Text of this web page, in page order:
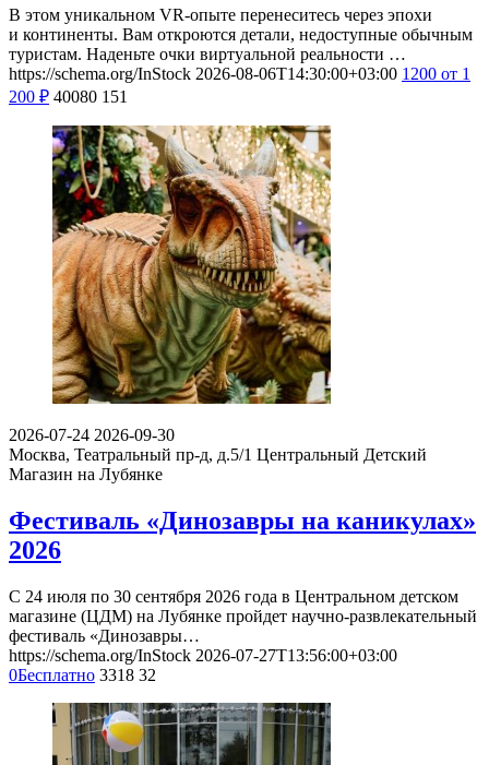
В этом уникальном VR-опыте перенеситесь через эпохи
и континенты. Вам откроются детали, недоступные обычным
туристам. Наденьте очки виртуальной реальности …
https://schema.org/InStock 2026-08-06T14:30:00+03:00 1200 от 1
200 ₽ 40080 151
2026-07-24 2026-09-30
Москва, Театральный пр-д, д.5/1 Центральный Детский
Магазин на Лубянке
Фестиваль «Динозавры на каникулах»
2026
С 24 июля по 30 сентября 2026 года в Центральном детском
магазине (ЦДМ) на Лубянке пройдет научно-развлекательный
фестиваль «Динозавры…
https://schema.org/InStock 2026-07-27T13:56:00+03:00
0Бесплатно 3318 32